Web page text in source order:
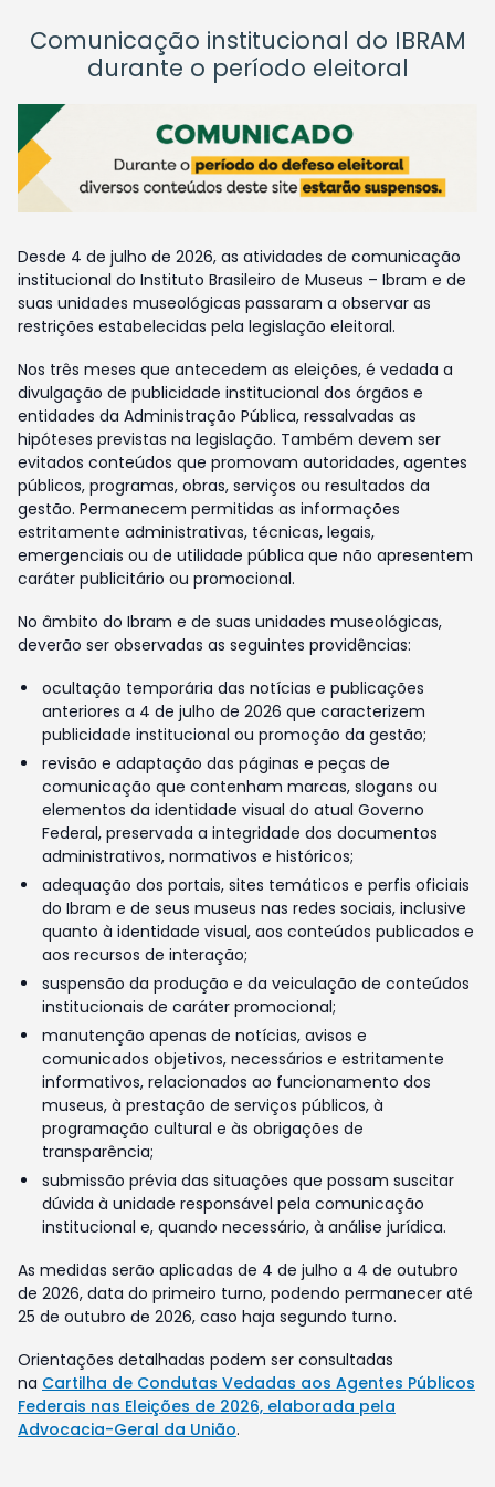
Comunicação institucional do IBRAM
durante o período eleitoral
Desde 4 de julho de 2026, as atividades de comunicação
institucional do Instituto Brasileiro de Museus – Ibram e de
suas unidades museológicas passaram a observar as
restrições estabelecidas pela legislação eleitoral.
Nos três meses que antecedem as eleições, é vedada a
divulgação de publicidade institucional dos órgãos e
entidades da Administração Pública, ressalvadas as
hipóteses previstas na legislação. Também devem ser
evitados conteúdos que promovam autoridades, agentes
públicos, programas, obras, serviços ou resultados da
gestão. Permanecem permitidas as informações
estritamente administrativas, técnicas, legais,
emergenciais ou de utilidade pública que não apresentem
caráter publicitário ou promocional.
No âmbito do Ibram e de suas unidades museológicas,
deverão ser observadas as seguintes providências:
ocultação temporária das notícias e publicações
anteriores a 4 de julho de 2026 que caracterizem
publicidade institucional ou promoção da gestão;
revisão e adaptação das páginas e peças de
comunicação que contenham marcas, slogans ou
elementos da identidade visual do atual Governo
Federal, preservada a integridade dos documentos
administrativos, normativos e históricos;
adequação dos portais, sites temáticos e perfis oficiais
do Ibram e de seus museus nas redes sociais, inclusive
quanto à identidade visual, aos conteúdos publicados e
aos recursos de interação;
suspensão da produção e da veiculação de conteúdos
institucionais de caráter promocional;
manutenção apenas de notícias, avisos e
comunicados objetivos, necessários e estritamente
informativos, relacionados ao funcionamento dos
museus, à prestação de serviços públicos, à
programação cultural e às obrigações de
transparência;
submissão prévia das situações que possam suscitar
dúvida à unidade responsável pela comunicação
institucional e, quando necessário, à análise jurídica.
As medidas serão aplicadas de 4 de julho a 4 de outubro
de 2026, data do primeiro turno, podendo permanecer até
25 de outubro de 2026, caso haja segundo turno.
Orientações detalhadas podem ser consultadas
na Cartilha de Condutas Vedadas aos Agentes Públicos
Federais nas Eleições de 2026, elaborada pela
Advocacia-Geral da União.